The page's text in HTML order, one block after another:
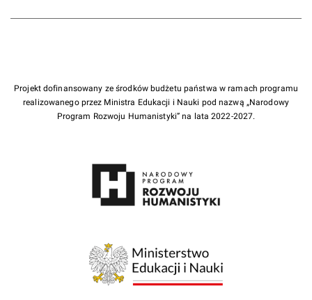
Projekt dofinansowany ze środków budżetu państwa w ramach programu
realizowanego przez Ministra Edukacji i Nauki pod nazwą „Narodowy
Program Rozwoju Humanistyki” na lata 2022-2027.